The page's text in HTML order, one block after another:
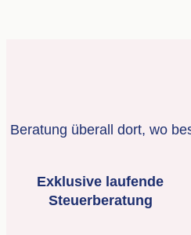
Beratung überall dort, wo
Exklusive laufende
Steuerberatung